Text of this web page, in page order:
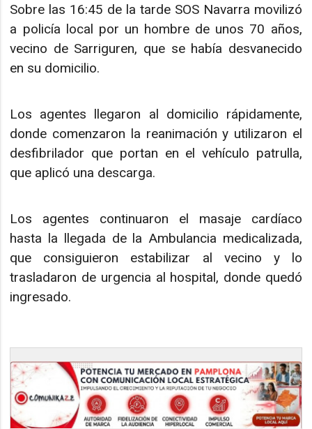
Sobre las 16:45 de la tarde SOS Navarra movilizó
a policía local por un hombre de unos 70 años,
vecino de Sarriguren, que se había desvanecido
en su domicilio.
Los agentes llegaron al domicilio rápidamente,
donde comenzaron la reanimación y utilizaron el
desfibrilador que portan en el vehículo patrulla,
que aplicó una descarga.
Los agentes continuaron el masaje cardíaco
hasta la llegada de la Ambulancia medicalizada,
que consiguieron estabilizar al vecino y lo
trasladaron de urgencia al hospital, donde quedó
ingresado.